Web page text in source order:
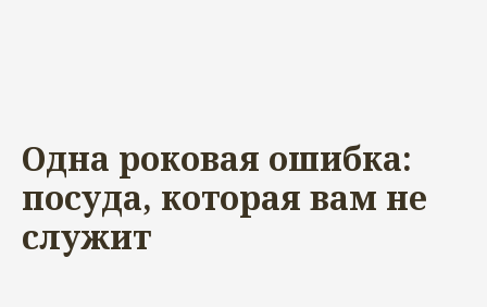
Одна роковая ошибка:
посуда, которая вам не
служит